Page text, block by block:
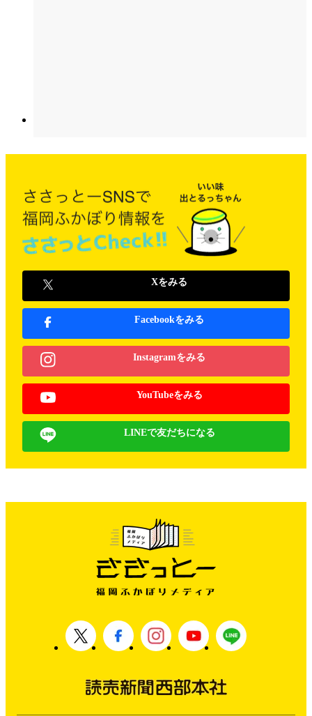
Xをみる
Facebookをみる
Instagramをみる
YouTubeをみる
LINEで友だちになる